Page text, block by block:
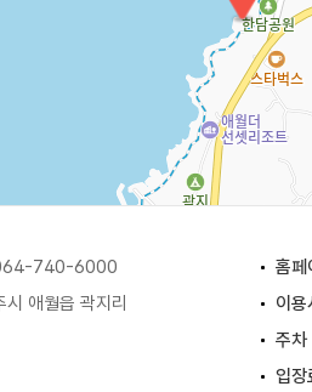
064-740-6000 홈페
애월읍 곽지리 이용
주차
입장